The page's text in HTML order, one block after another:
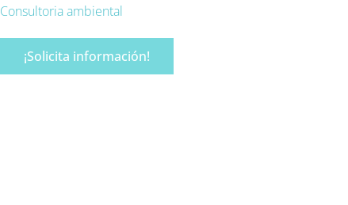
Consultoria ambiental
¡Solicita información!